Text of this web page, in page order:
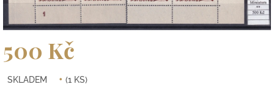
500 Kč
cena:
SKLADEM (1 KS)